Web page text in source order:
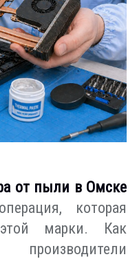
от пыли в Омске
которая
этой марки. Как